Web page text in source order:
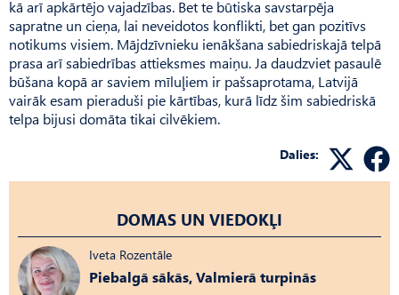
kā arī apkārtējo vajadzības. Bet te būtiska savstarpēja
sapratne un cieņa, lai neveidotos konflikti, bet gan pozitīvs
notikums visiem. Mājdzīvnieku ienākšana sabiedriskajā telpā
prasa arī sabiedrības attieksmes maiņu. Ja daudzviet pasaulē
būšana kopā ar saviem mīluļiem ir pašsaprotama, Latvijā
vairāk esam pieraduši pie kārtības, kurā līdz šim sabiedriskā
telpa bijusi domāta tikai cilvēkiem.
Dalies:
DOMAS UN VIEDOKĻI
Iveta Rozentāle
Piebalgā sākās, Valmierā turpinās